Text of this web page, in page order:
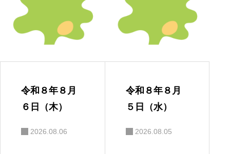
令和８年８月
６日（木）
2026.08.06
令和８年８月
５日（水）
2026.08.05